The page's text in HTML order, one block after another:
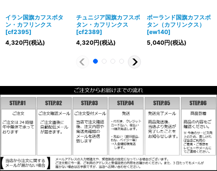
イラン国旗カフスボタ
ン・カフリンクス
[cf2395]
4,320円(税込)
チュニジア国旗カフスボ
タン・カフリンクス
[cf2389]
4,320円(税込)
ポーランド国旗カフスボ
タン（カフリンクス）
[ew140]
5,040円(税込)